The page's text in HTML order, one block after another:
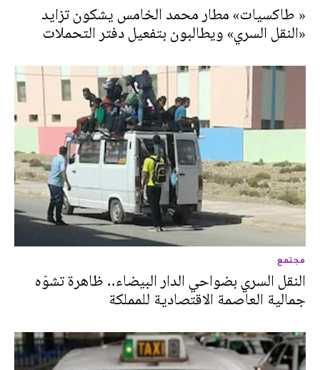
« طاكسيات» مطار محمد الخامس يشكون تزايد
«النقل السري» ويطالبون بتفعيل دفتر التحملات
مجتمع
النقل السري بضواحي الدار البيضاء.. ظاهرة تشوّه
جمالية العاصمة الاقتصادية للمملكة